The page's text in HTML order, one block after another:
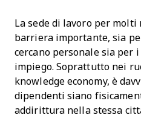
La sede di lavoro per
barriera importante, sia
cercano personale sia per
impiego. Soprattutto nei
knowledge economy, è
dipendenti siano
addirittura nella stessa